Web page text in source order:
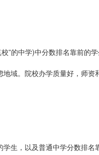
”的中学)中分数排名靠前的
域。院校办学质量好，师
生，以及普通中学分数排名